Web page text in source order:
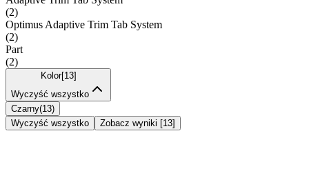
(2)
Optimus Adaptive Trim Tab System
(2)
Part
(2)
Kolor[13]
Wyczyść wszystko
Czarny(13)
Wyczyść wszystko
Zobacz wyniki [13]